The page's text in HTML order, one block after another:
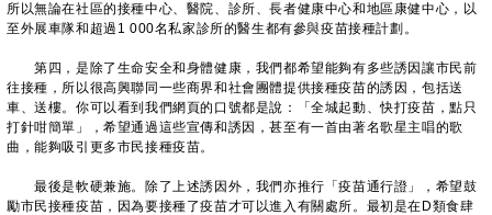
所以無論在社區的接種中心、醫院、診所、長者健康中心和地區康健中心，以
至外展車隊和超過1 000名私家診所的醫生都有參與疫苗接種計劃。
第四，是除了生命安全和身體健康，我們都希望能夠有多些誘因讓市民前
往接種，所以很高興聯同一些商界和社會團體提供接種疫苗的誘因，包括送
車、送樓。你可以看到我們網頁的口號都是說：「全城起動、快打疫苗，點只
打針咁簡單」，希望通過這些宣傳和誘因，甚至有一首由著名歌星主唱的歌
曲，能夠吸引更多市民接種疫苗。
最後是軟硬兼施。除了上述誘因外，我們亦推行「疫苗通行證」，希望鼓
勵市民接種疫苗，因為要接種了疫苗才可以進入有關處所。最初是在D類食肆